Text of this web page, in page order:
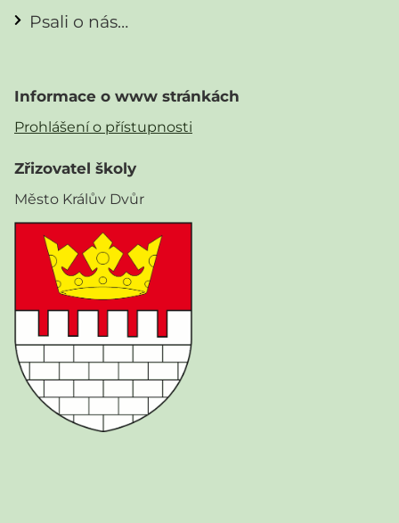
Psali o nás…
Informace o www stránkách
Prohlášení o přístupnosti
Zřizovatel školy
Město Králův Dvůr